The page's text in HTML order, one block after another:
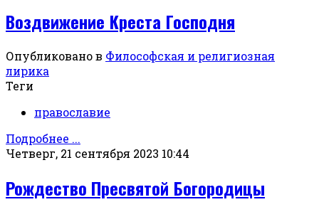
Воздвижение Креста Господня
Опубликовано в Философская и религиозная
лирика
Теги
православие
Подробнее ...
Четверг, 21 сентября 2023 10:44
Рождество Пресвятой Богородицы